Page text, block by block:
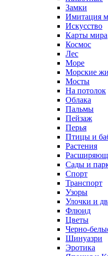
Замки
Имитация
Искусство
Карты мира
Космос
Лес
Море
Морские
Мосты
На потолок
Облака
Пальмы
Пейзаж
Перья
Птицы и
Растения
Сады и
Спорт
Транспорт
Узоры
Улочки и
Флюид
Цветы
Черно-
Шинуазри
Эротика